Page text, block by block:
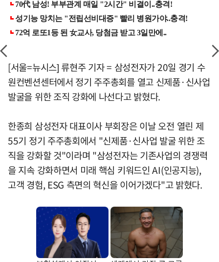
[서울=뉴시스] 류현주 기자 = 삼성전자가 20일 경기 수
원컨벤션센터에서 정기 주주총회를 열고 신제품·신사업
발굴을 위한 조직 강화에 나선다고 밝혔다.
한종희 삼성전자 대표이사 부회장은 이날 오전 열린 제
55기 정기 주주총회에서 "신제품·신사업 발굴 위한 조
직을 강화할 것"이라며 "삼성전자는 기존사업의 경쟁력
을 지속 강화하면서 미래 핵심 키워드인 AI(인공지능),
고객 경험, ESG 측면의 혁신을 이어가겠다"고 밝혔다.